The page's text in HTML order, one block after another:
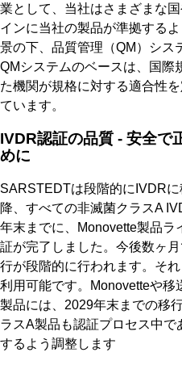
業として、当社はさまざまな
インに当社の製品が準拠する
景の下、品質管理（QM）シス
QMシステムのベースは、国際
た機関が規格に対する適合性
ています。
IVDR認証の品質 - 安全で
めに
SARSTEDTは段階的にIVDR
降、すべての非滅菌クラスA
年末までに、Monovette製品
証が完了しました。今後数ヶ
行が段階的に行われます。そ
利用可能です。Monovetteや
製品には、2029年末までの移
ラスA製品も認証プロセス中
するよう調整します